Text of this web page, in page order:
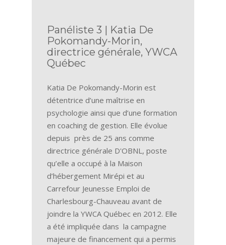
Panéliste 3 | Katia De
Pokomandy-Morin,
directrice générale, YWCA
Québec
Katia De Pokomandy-Morin est
détentrice d’une maîtrise en
psychologie ainsi que d’une formation
en coaching de gestion. Elle évolue
depuis près de 25 ans comme
directrice générale D'OBNL, poste
qu’elle a occupé à la Maison
d’hébergement Mirépi et au
Carrefour Jeunesse Emploi de
Charlesbourg-Chauveau avant de
joindre la YWCA Québec en 2012. Elle
a été impliquée dans la campagne
majeure de financement qui a permis